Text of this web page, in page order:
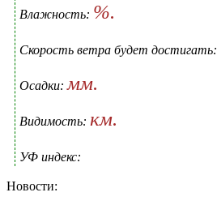
Влажность: %.
Скорость ветра будет достигать:
Осадки:мм.
Видимость: км.
УФ индекс:
Новости: